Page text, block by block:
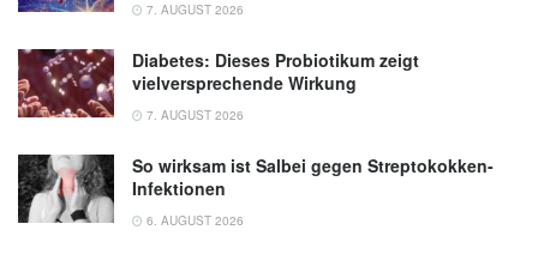
7. AUGUST 2026
Diabetes: Dieses Probiotikum zeigt
vielversprechende Wirkung
7. AUGUST 2026
So wirksam ist Salbei gegen Streptokokken-
Infektionen
6. AUGUST 2026